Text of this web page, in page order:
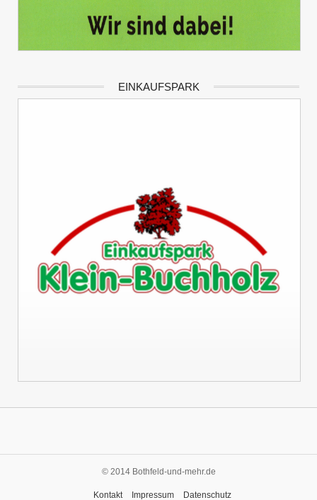
EINKAUFSPARK
© 2014 Bothfeld-und-mehr.de
Kontakt Impressum Datenschutz